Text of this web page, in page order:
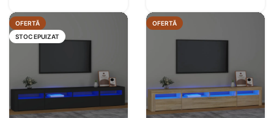
OFERTĂ
STOC EPUIZAT
OFERTĂ